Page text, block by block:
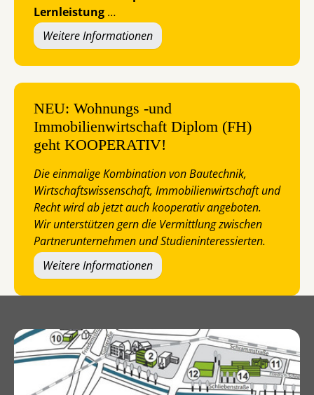
Lernleistung …
Weitere Informationen
NEU: Wohnungs -und
Immobilienwirtschaft Diplom (FH)
geht KOOPERATIV!
Die einmalige Kombination von Bautechnik,
Wirtschaftswissenschaft, Immobilienwirtschaft und
Recht wird ab jetzt auch kooperativ angeboten.
Wir unterstützen gern die Vermittlung zwischen
Partnerunternehmen und Studieninteressierten.
Weitere Informationen